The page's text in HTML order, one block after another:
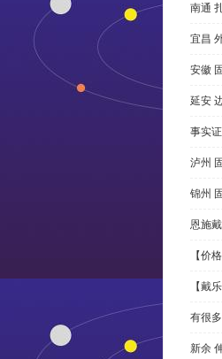
南通
宜昌
安徽
延安
事实
泸州
锦州
恩施
【价
【戴
有很
新余